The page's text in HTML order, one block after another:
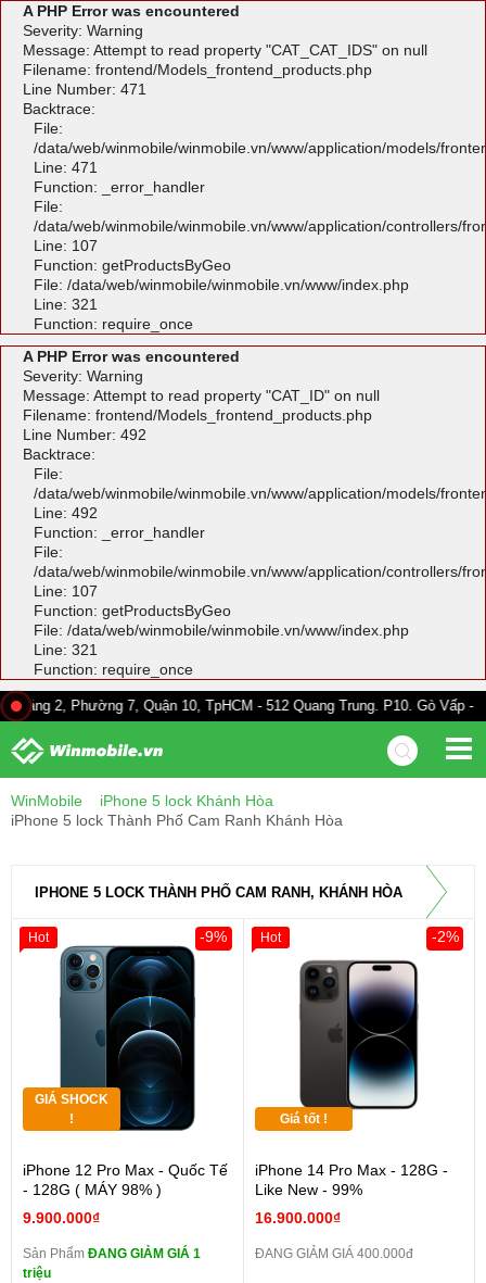
A PHP Error was encountered
Severity: Warning
Message: Attempt to read property "CAT_CAT_IDS" on null
Filename: frontend/Models_frontend_products.php
Line Number: 471
Backtrace:
File:
/data/web/winmobile/winmobile.vn/www/application/models/
Line: 471
Function: _error_handler
File:
/data/web/winmobile/winmobile.vn/www/application/controllers/
Line: 107
Function: getProductsByGeo
File: /data/web/winmobile/winmobile.vn/www/index.php
Line: 321
Function: require_once
A PHP Error was encountered
Severity: Warning
Message: Attempt to read property "CAT_ID" on null
Filename: frontend/Models_frontend_products.php
Line Number: 492
Backtrace:
File:
/data/web/winmobile/winmobile.vn/www/application/models/
Line: 492
Function: _error_handler
File:
/data/web/winmobile/winmobile.vn/www/application/controllers/
Line: 107
Function: getProductsByGeo
File: /data/web/winmobile/winmobile.vn/www/index.php
Line: 321
Function: require_once
7, Quận 10, TpHCM - 512 Quang Trung. P10. Gò Vấp - 528A
WinMobile
iPhone 5 lock Khánh Hòa
iPhone 5 lock Thành Phố Cam Ranh Khánh Hòa
IPHONE 5 LOCK THÀNH PHỐ CAM RANH, KHÁNH HÒA
GIÁ SHOCK
!
iPhone 12 Pro Max - Quốc Tế
- 128G ( MÁY 98% )
9.900.000₫
-9%
Sản Phẩm ĐANG GIẢM GIÁ 1
triệu
Hot
Giá tốt !
iPhone 14 Pro Max - 128G -
Like New - 99%
16.900.000₫
-2%
ĐANG GIẢM GIÁ 400.000đ
Hot